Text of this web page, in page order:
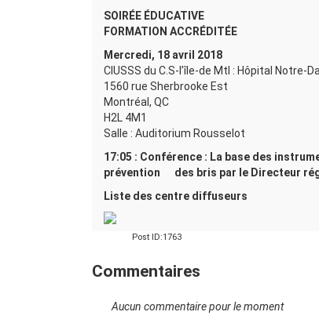
SOIRÉE ÉDUCATIVE
FORMATION ACCRÉDITÉE
Mercredi, 18 avril 2018
CIUSSS du C.S-l’île-de Mtl : Hôpital Notre-
1560 rue Sherbrooke Est
Montréal, QC
H2L 4M1
Salle : Auditorium Rousselot
17:05 : Conférence : La base des
prévention des bris par le Directeur
Liste des centre diffuseurs
Post ID:1763
Commentaires
Aucun commentaire pour le moment